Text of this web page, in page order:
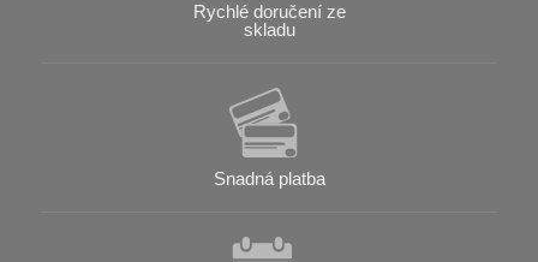
Rychlé doručení ze
skladu
Snadná platba